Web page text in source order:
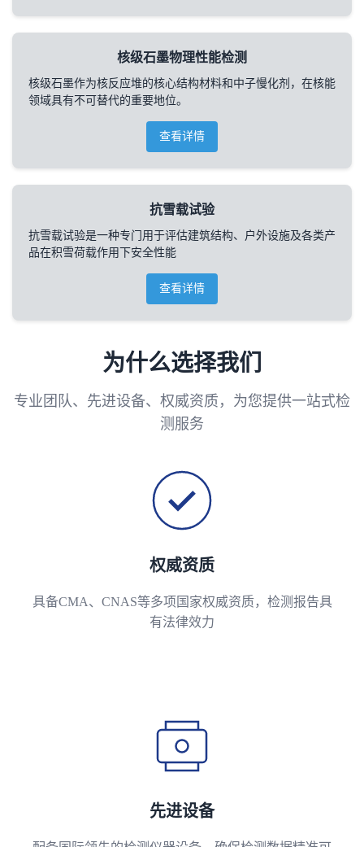
核级石墨物理性能检测
核级石墨作为核反应堆的核心结构材料和中子慢化剂，在核能
领域具有不可替代的重要地位。
查看详情
抗雪载试验
抗雪载试验是一种专门用于评估建筑结构、户外设施及各类产
品在积雪荷载作用下安全性能
查看详情
为什么选择我们
专业团队、先进设备、权威资质，为您提供一站式检
测服务
权威资质
具备CMA、CNAS等多项国家权威资质，检测报告具
有法律效力
先进设备